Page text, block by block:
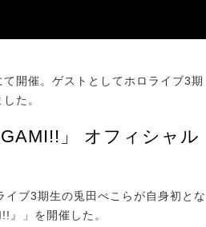
開催。ゲストとしてホロライブ3期
た。
」 オフィシャル
ブ3期生の兎田ぺこらが自身初とな
」を開催した。